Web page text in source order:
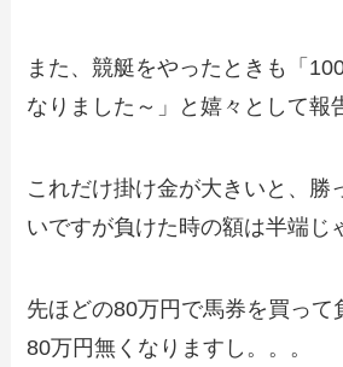
また、競艇をやったときも「
なりました～」と嬉々として報
これだけ掛け金が大きいと、勝
いですが負けた時の額は半端じ
先ほどの80万円で馬券を買って
80万円無くなりますし。。。